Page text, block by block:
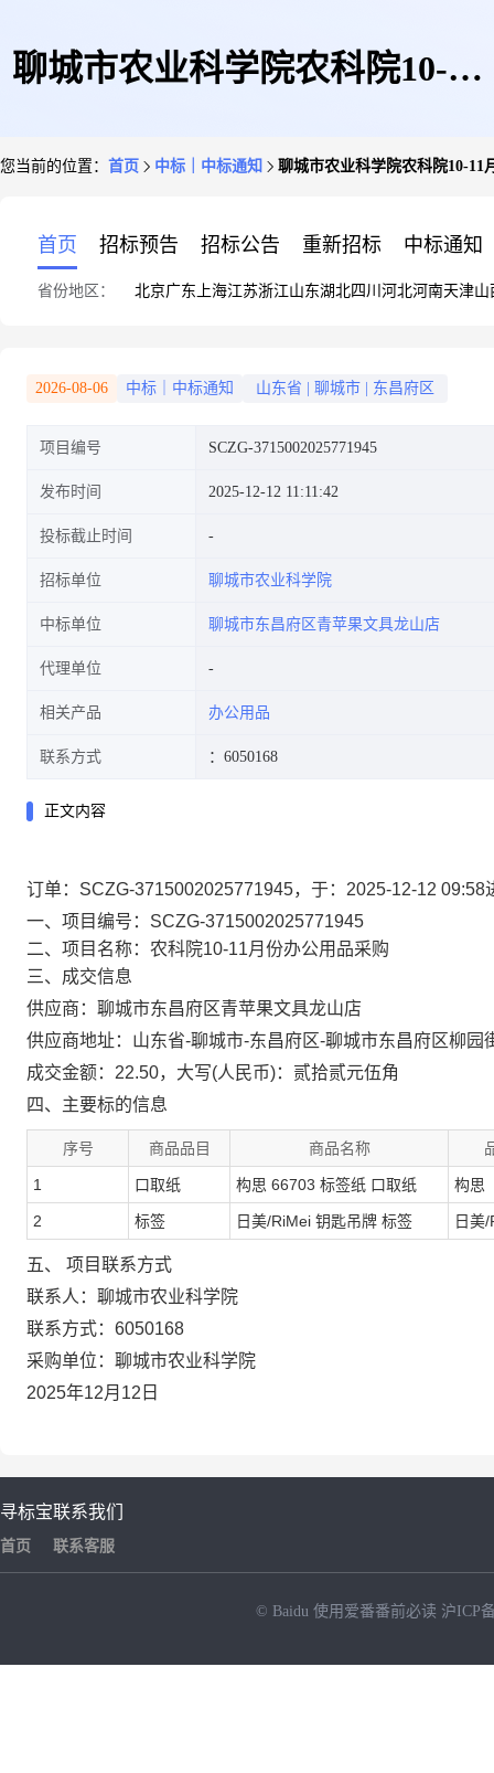
聊城市农业科学院农科院10-11
您当前的位置： 首页 中标｜中标通知 聊城市农业科学院农科院10-11
首页 招标预告 招标公告 重新招标 中标通知
省份地区： 北京广东 上海江苏浙江山东湖北四川 河北河南天津山
2026-08-06 中标｜中标通知 山东省 聊城市 东昌府区
项目编号 SCZG-3715002025771945
发布时间 2025-12-12 11:11:42
投标截止时间
招标单位 聊城市农业科学院
中标单位 聊城市东昌府区青苹果文具龙山店
代理单位
相关产品 办公用品
联系方式 ：6050168
正文内容
订单：SCZG-3715002025771945，于：2025-12-12
一、项目编号：SCZG-3715002025771945
二、项目名称：农科院10-11月份办公用品采购
三、成交信息
供应商：聊城市东昌府区青苹果文具龙山店
供应商地址：山东省-聊城市-东昌府区-聊城市东昌府区柳园
成交金额：22.50，大写(人民币)：贰拾贰元伍角
四、主要标的信息
序号 商品品目 商品名称
1 口取纸 构思 66703 标签纸 口取纸 构思
2 标签 日美/RiMei 钥匙吊牌 标签 日美
五、 项目联系方式
联系人：聊城市农业科学院
联系方式：6050168
采购单位：聊城市农业科学院
2025年12月12日
寻标宝
首页
联系我们
联系客服
© Baidu 使用爱番番前必读 沪ICP